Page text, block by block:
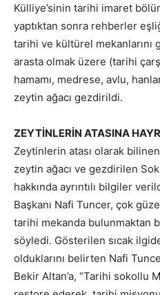
Külliye’sinin tarihi imaret
yaptıktan sonra rehberler
tarihi ve kültürel
arasta olmak üzere (tarihi
hamamı, medrese, avlu,
zeytin ağacı gezdirildi.
ZEYTİNLERİN ATASINA
Zeytinlerin atası olarak
zeytin ağacı ve gezdirilen
hakkında ayrıntılı bilgiler
Başkanı Nafi Tuncer, çok
tarihi mekanda bulunmaktan
söyledi. Gösterilen sıcak
olduklarını belirten Nafi
Bekir Altan’a, “Tarihi sokollu